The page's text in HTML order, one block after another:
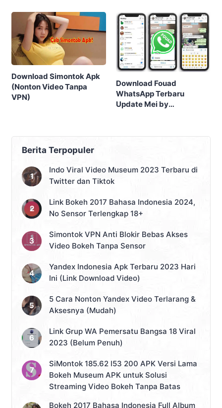
Download Simontok Apk
(Nonton Video Tanpa
VPN)
Download Fouad
WhatsApp Terbaru
Update Mei by
Berita Terpopuler
Indo Viral Video Museum 2023 Terbaru di
Twitter dan Tiktok
Link Bokeh 2017 Bahasa Indonesia 2024,
No Sensor Terlengkap 18+
Simontok VPN Anti Blokir Bebas Akses
Video Bokeh Tanpa Sensor
Yandex Indonesia Apk Terbaru 2023 Hari
Ini (Link Download Video)
5 Cara Nonton Yandex Video Terlarang &
Aksesnya (Mudah)
Link Grup WA Pemersatu Bangsa 18 Viral
2023 (Belum Penuh)
SiMontok 185.62 l53 200 APK Versi Lama
Bokeh Museum APK untuk Solusi
Streaming Video Bokeh Tanpa Batas
Bokeh 2017 Bahasa Indonesia Full Album